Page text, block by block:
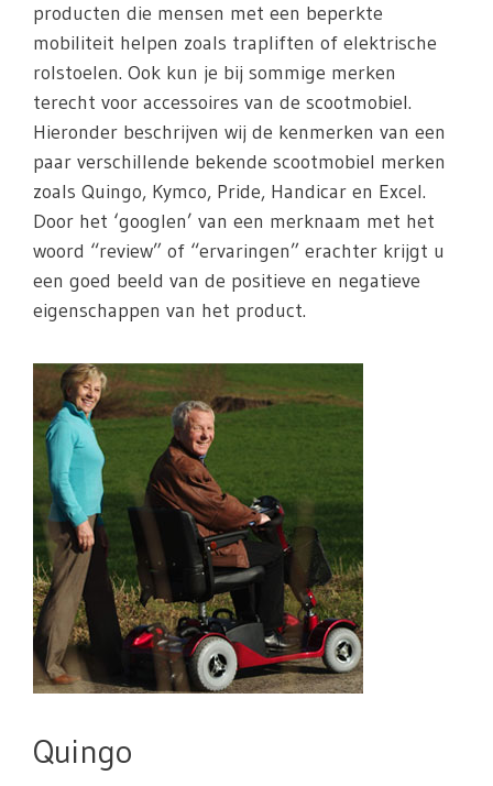
producten die mensen met een beperkte
mobiliteit helpen zoals trapliften of elektrische
rolstoelen. Ook kun je bij sommige merken
terecht voor accessoires van de scootmobiel.
Hieronder beschrijven wij de kenmerken van een
paar verschillende bekende scootmobiel merken
zoals Quingo, Kymco, Pride, Handicar en Excel.
Door het ‘googlen’ van een merknaam met het
woord “review” of “ervaringen” erachter krijgt u
een goed beeld van de positieve en negatieve
eigenschappen van het product.
Quingo